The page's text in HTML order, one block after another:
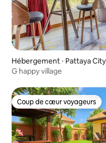
Hébergement ⋅ Pattaya City
G happy village
Coup de cœur voyageurs
Coup de cœur voyageurs